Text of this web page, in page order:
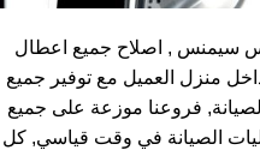
سيمنس , اصلاح جميع اعطال
داخل منزل العميل مع توفير جميع
فروعنا موزعة على جميع
الصيانة في وقت قياسي, كل